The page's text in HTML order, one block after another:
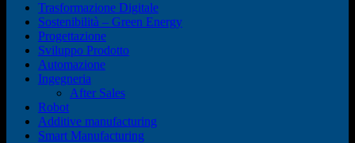
Trasformazione Digitale
Sostenibilità – Green Energy
Progettazione
Sviluppo Prodotto
Automazione
Ingegneria
After Sales
Robot
Additive manufacturing
Smart Manufacturing